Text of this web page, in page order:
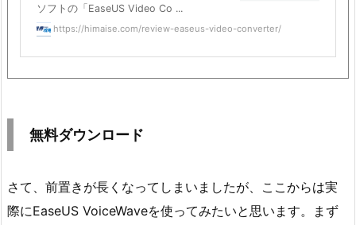
ソフトの「EaseUS Video Co ...
https://himaise.com/review-easeus-video-converter/
無料ダウンロード
さて、前置きが長くなってしまいましたが、ここからは実
際にEaseUS VoiceWaveを使ってみたいと思います。まず